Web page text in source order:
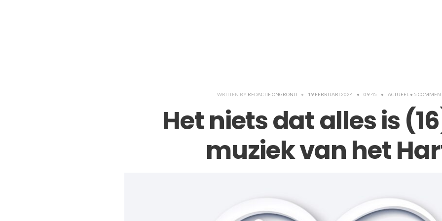
WRITTEN BY REDACTIE ONGROND • 19 FEBRUARI 2024 • 09:45 • ACTUEEL • 5
Het niets dat alles is
muziek van het